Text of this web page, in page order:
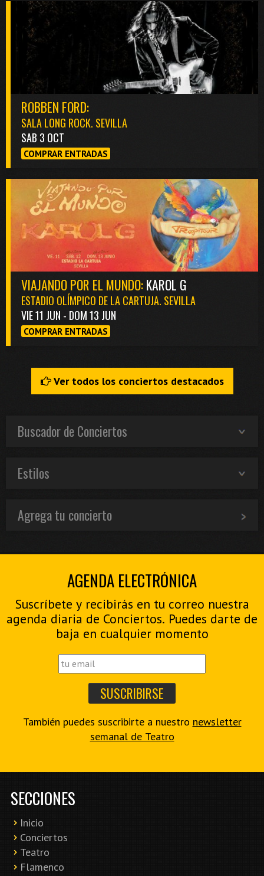
ROBBEN FORD:
SALA LONG ROCK. SEVILLA
SAB 3 OCT
COMPRAR ENTRADAS
VIAJANDO POR EL MUNDO:KAROL G
ESTADIO OLÍMPICO DE LA CARTUJA. SEVILLA
VIE 11 JUN - DOM 13 JUN
COMPRAR ENTRADAS
Ver todos los conciertos destacados
Buscador de Conciertos
Estilos
Agrega tu concierto
AGENDA ELECTRÓNICA
Suscríbete y recibirás en tu correo nuestra
agenda diaria de Conciertos. Puedes darte de
baja en cualquier momento
También puedes suscribirte a nuestro newsletter
semanal de Teatro
SECCIONES
Inicio
Conciertos
Teatro
Flamenco